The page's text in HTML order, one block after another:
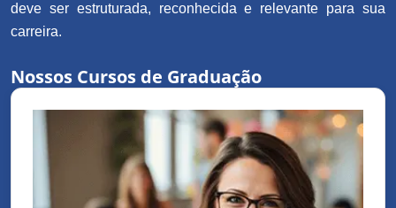
deve ser estruturada, reconhecida e relevante para sua
carreira.
Nossos Cursos de Graduação